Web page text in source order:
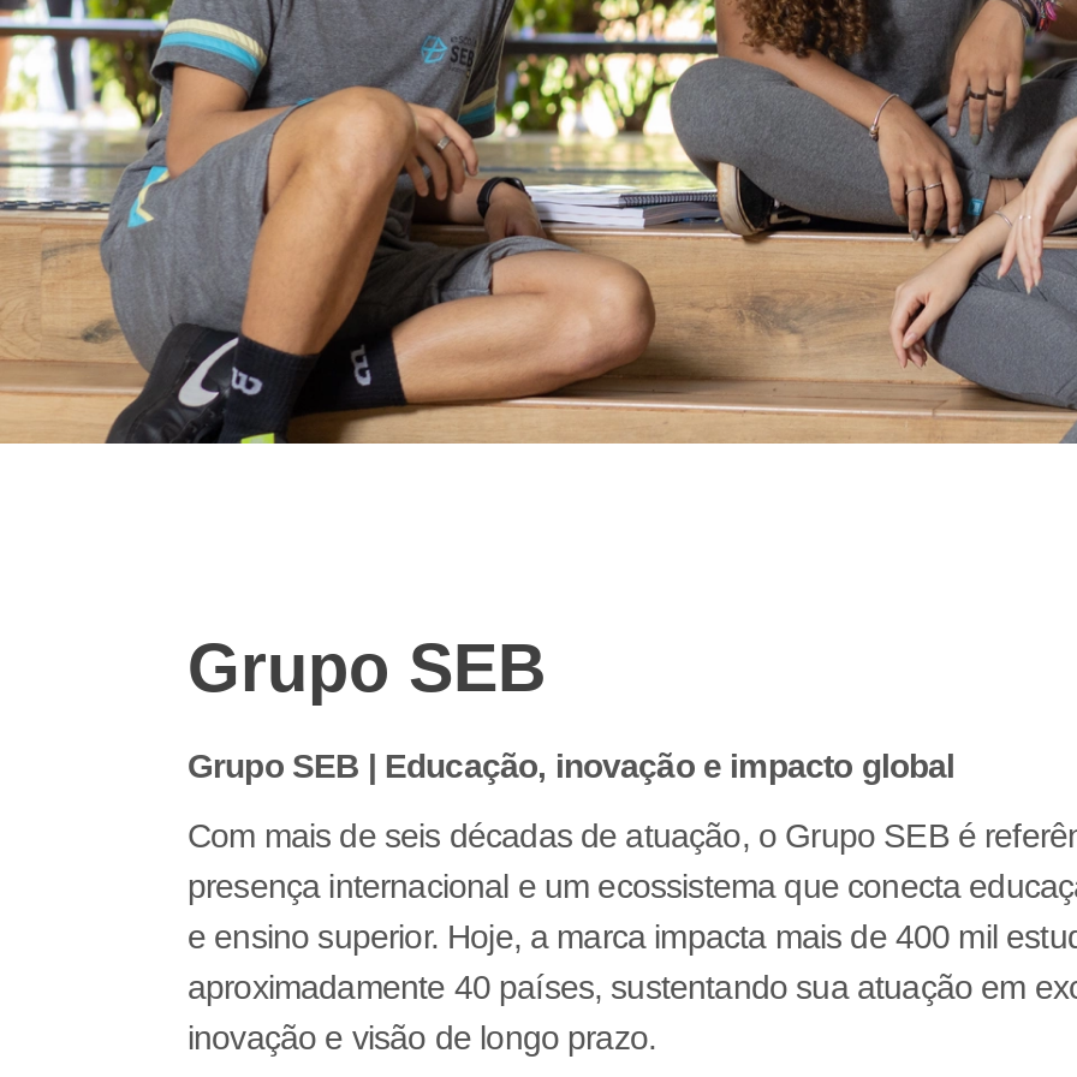
Grupo SEB
Grupo SEB | Educação, inovação e impacto global
Com mais de seis décadas de atuação, o Grupo SEB é
presença internacional e um ecossistema que conecta
e ensino superior. Hoje, a marca impacta mais de 400 mil
aproximadamente 40 países, sustentando sua atuação em
inovação e visão de longo prazo.